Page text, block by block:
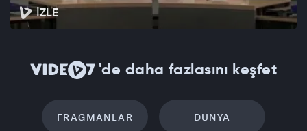
İZLE
'de daha fazlasını keşfet
FRAGMANLAR DÜNYA